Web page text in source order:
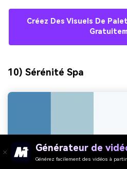
Créez Des Visuels De
10) Sérénité Spa
Générateur de
Générez facilement des vidéos à